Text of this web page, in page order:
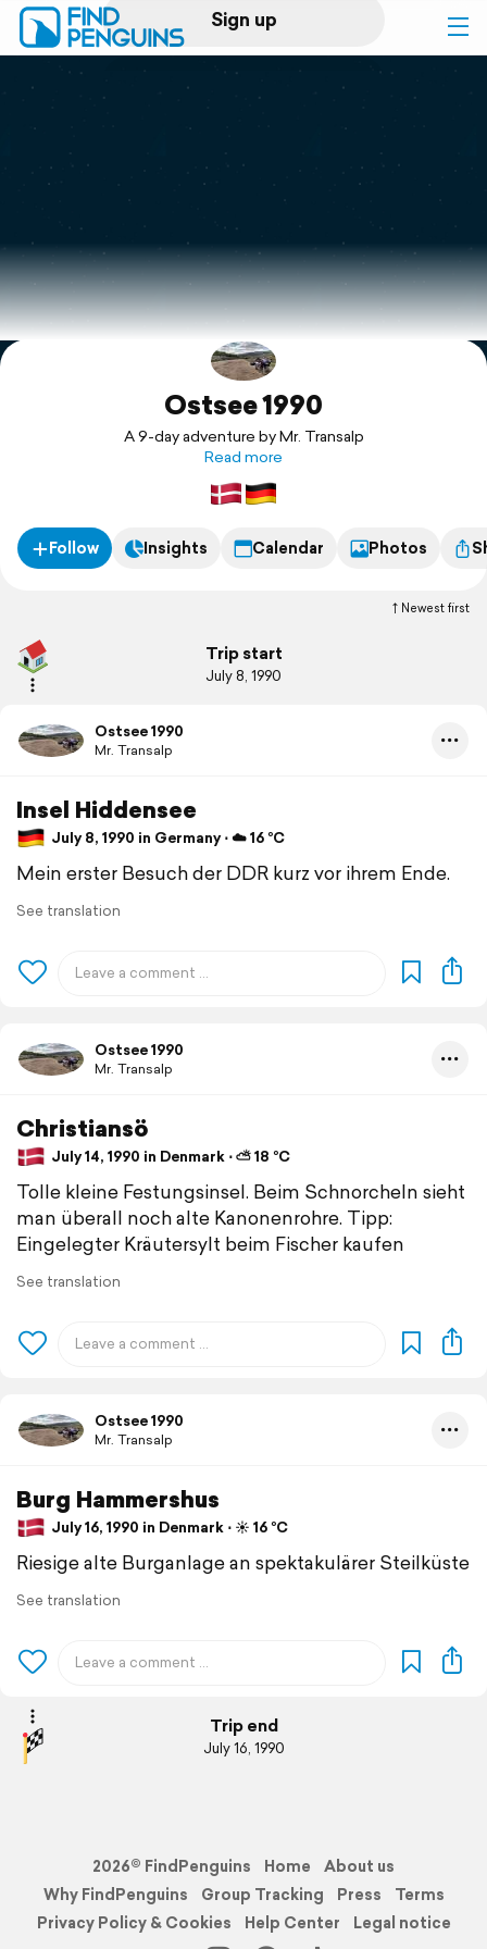
Sign up
Log in
Print a book
Flyover video
Explore
Ostsee 1990
A 9-day adventure by Mr. Transalp
Read more
Follow Insights Calendar Photos
Newest first
Trip start
July 8, 1990
Ostsee 1990
Mr. Transalp
Insel Hiddensee
July 8, 1990 in Germany ⋅ ☁️ 16 °C
Mein erster Besuch der DDR kurz vor ihrem Ende.
See translation
Ostsee 1990
Mr. Transalp
Christiansö
July 14, 1990 in Denmark ⋅ ⛅ 18 °C
Tolle kleine Festungsinsel. Beim Schnorcheln sieht
man überall noch alte Kanonenrohre. Tipp:
Eingelegter Kräutersylt beim Fischer kaufen
See translation
Ostsee 1990
Mr. Transalp
Burg Hammershus
July 16, 1990 in Denmark ⋅ ☀️ 16 °C
Riesige alte Burganlage an spektakulärer Steilküste
See translation
Trip end
July 16, 1990
2026© FindPenguins Home
About us
Why FindPenguins
Group Tracking Press
Terms
Privacy Policy & Cookies
Help Center Legal notice